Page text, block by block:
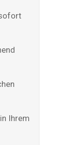
Ihrem